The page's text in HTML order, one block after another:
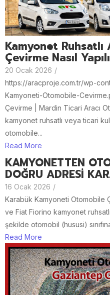
Kamyonet
Çevirme Nasıl
20 Ocak 2026 /
https://aracproje.com.tr/wp-
Kamyoneti-Otomobile-
Çevirme | Mardin Ticari Aracı
kamyonet ruhsatlı veya ticari
otomobile...
Read More
KAMYONETTEN
DOĞRU ADRESİ
16 Ocak 2026 /
Karabük Kamyoneti Otomobile
ve Fiat Fiorino kamyonet
şekilde otomobil (hususi)
Read More